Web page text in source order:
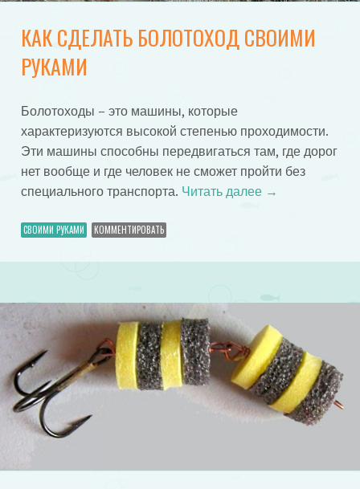
КАК СДЕЛАТЬ БОЛОТОХОД СВОИМИ
РУКАМИ
Болотоходы – это машины, которые
характеризуются высокой степенью проходимости.
Эти машины способны передвигаться там, где дорог
нет вообще и где человек не сможет пройти без
специального транспорта. Читать далее →
СВОИМИ РУКАМИ КОММЕНТИРОВАТЬ